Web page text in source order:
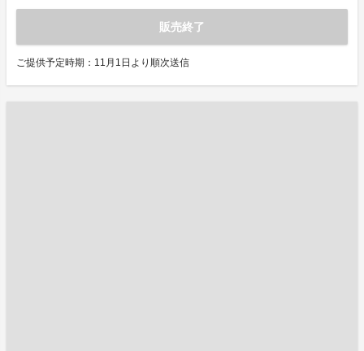
販売終了
ご提供予定時期：11月1日より順次送信